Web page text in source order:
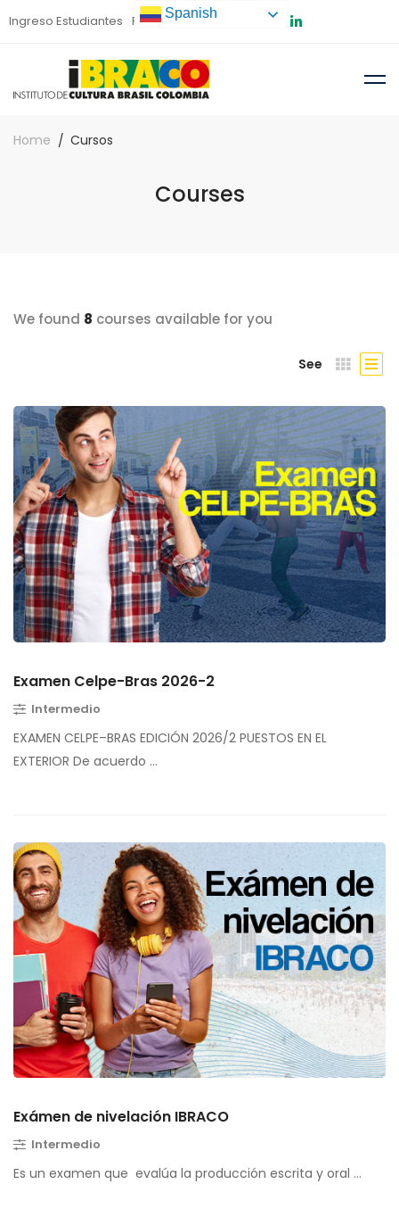
Ingreso Estudiantes Preinscripción
Home Cursos
Courses
We found 8 courses available for you
See
Examen Celpe-Bras 2026-2
Intermedio
EXAMEN CELPE–BRAS EDICIÓN 2026/2 PUESTOS EN EL
EXTERIOR De acuerdo …
Exámen de nivelación IBRACO
Intermedio
Es un examen que evalúa la producción escrita y oral …
Spanish